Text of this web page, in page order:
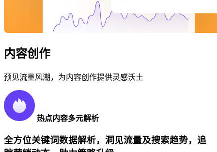
内容创作
预见流量风潮，为内容创作提供灵感沃土
热点内容多元解析
全方位关键词数据解析，洞见流量及搜索趋势，追